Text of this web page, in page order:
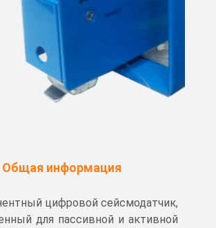
Общая информация
цифровой сейсмодатчик,
для пассивной и активной